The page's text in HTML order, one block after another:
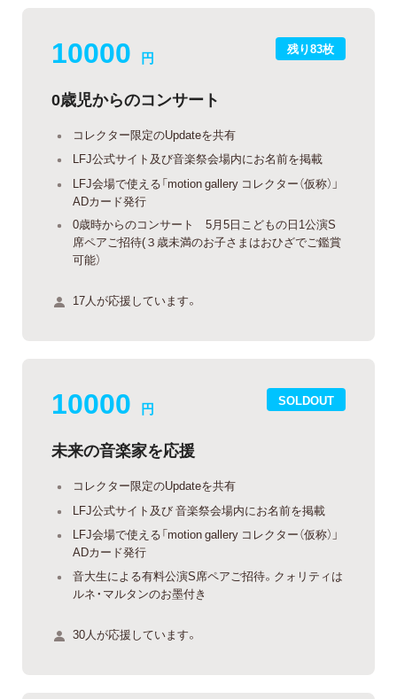
残り83枚
10000 円
0歳児からのコンサート
コレクター限定のUpdateを共有
LFJ公式サイト及び音楽祭会場内にお名前を掲載
LFJ会場で使える「motion gallery コレクター（仮称）」
ADカード発行
0歳時からのコンサート 5月5日こどもの日1公演S
席ペアご招待(３歳未満のお子さまはおひざでご鑑賞
可能）
17人が応援しています。
SOLDOUT
10000 円
未来の音楽家を応援
コレクター限定のUpdateを共有
LFJ公式サイト及び 音楽祭会場内にお名前を掲載
LFJ会場で使える「motion gallery コレクター（仮称）」
ADカード発行
音大生による有料公演S席ペアご招待。クォリティは
ルネ・マルタンのお墨付き
30人が応援しています。